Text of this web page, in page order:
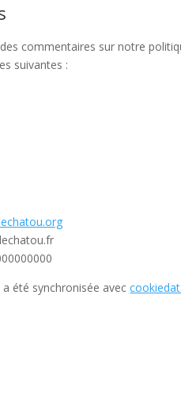
commentaires sur notre
suivantes :
été synchronisée avec